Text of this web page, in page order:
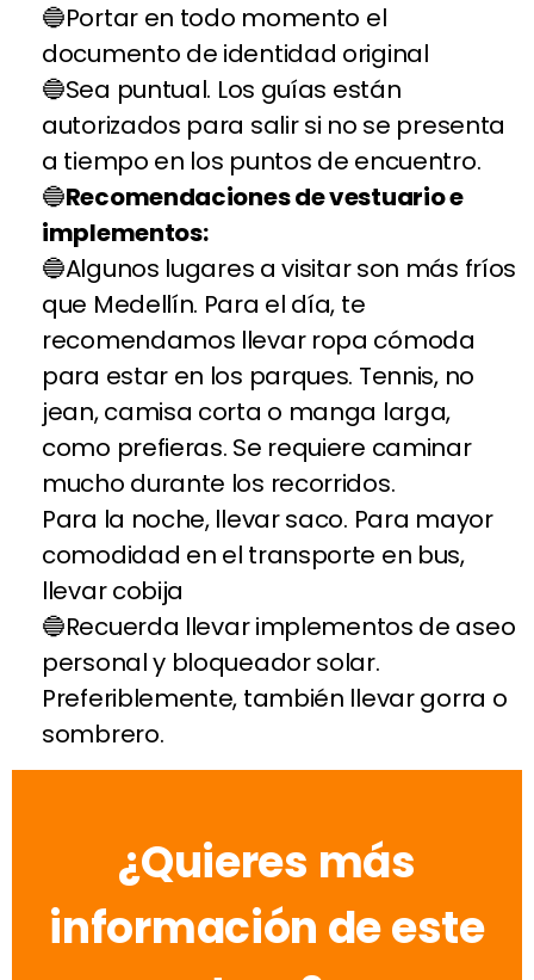
Portar en todo momento el
documento de identidad original
Sea puntual. Los guías están
autorizados para salir si no se presenta
a tiempo en los puntos de encuentro.
Recomendaciones de vestuario e
implementos:
Algunos lugares a visitar son más fríos
que Medellín. Para el día, te
recomendamos llevar ropa cómoda
para estar en los parques. Tennis, no
jean, camisa corta o manga larga,
como prefieras. Se requiere caminar
mucho durante los recorridos.
Para la noche, llevar saco. Para mayor
comodidad en el transporte en bus,
llevar cobija
Recuerda llevar implementos de aseo
personal y bloqueador solar.
Preferiblemente, también llevar gorra o
sombrero.
¿Quieres más
información de este